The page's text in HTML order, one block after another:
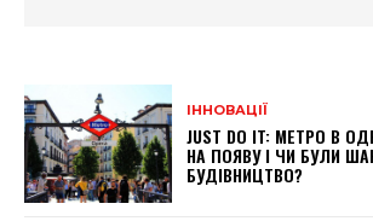
ІННОВАЦІЇ
JUST DO IT: МЕТРО В
НА ПОЯВУ І ЧИ БУЛИ
БУДІВНИЦТВО?